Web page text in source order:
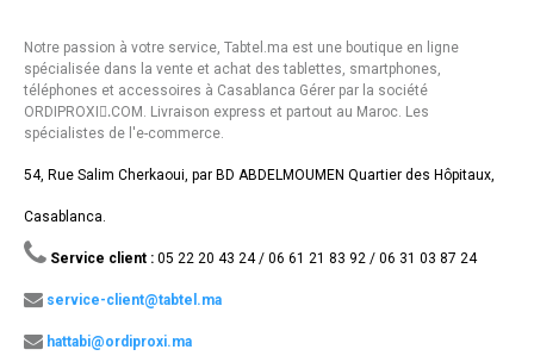
Notre passion à votre service, Tabtel.ma est une boutique en ligne
spécialisée dans la vente et achat des tablettes, smartphones,
téléphones et accessoires à Casablanca Gérer par la société
ORDIPROXI.ِCOM. Livraison express et partout au Maroc. Les
spécialistes de l'e-commerce.
54, Rue Salim Cherkaoui, par BD ABDELMOUMEN Quartier des Hôpitaux,
Casablanca.
Service client : 05 22 20 43 24 / 06 61 21 83 92 / 06 31 03 87 24
service-client@tabtel.ma
hattabi@ordiproxi.ma